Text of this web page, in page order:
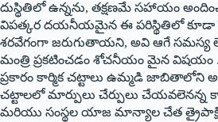
దుస్థితిలో ఉన్నను, తక్షణమే సహాయం
విపత్కర దయనీయమైన ఈ పరిస్థితిలో కూడా
శరవేగంగా జరుగుతాయని, అవి ఆగే సమస్య
మంత్రి ప్రకటించడం శోచనీయం మైన విషయం
ప్రకారం కార్మిక చట్టాలు ఉమ్మడి జాబితాలోని
చట్టాలలో మార్పులు చేర్పులు చేయవలెనన్న
మరియు సంస్థల యాజ మాన్యాల చేత